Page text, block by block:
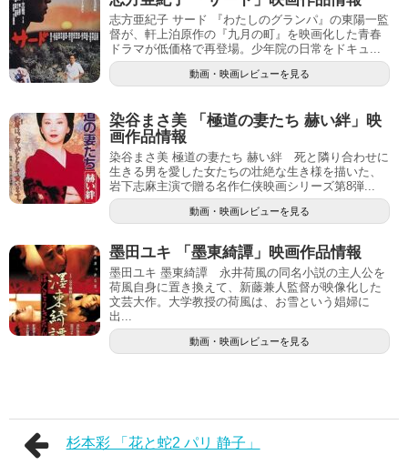
志方亜紀子 サード 『わたしのグランパ』の東陽一監
督が、軒上泊原作の『九月の町』を映画化した青春
ドラマが低価格で再登場。少年院の日常をドキュ...
動画・映画レビューを見る
染谷まさ美 「極道の妻たち 赫い絆」映
画作品情報
染谷まさ美 極道の妻たち 赫い絆 死と隣り合わせに
生きる男を愛した女たちの壮絶な生き様を描いた、
岩下志麻主演で贈る名作仁侠映画シリーズ第8弾...
動画・映画レビューを見る
墨田ユキ 「墨東綺譚」映画作品情報
墨田ユキ 墨東綺譚 永井荷風の同名小説の主人公を
荷風自身に置き換えて、新藤兼人監督が映像化した
文芸大作。大学教授の荷風は、お雪という娼婦に
出...
動画・映画レビューを見る
杉本彩 「花と蛇2 パリ 静子」